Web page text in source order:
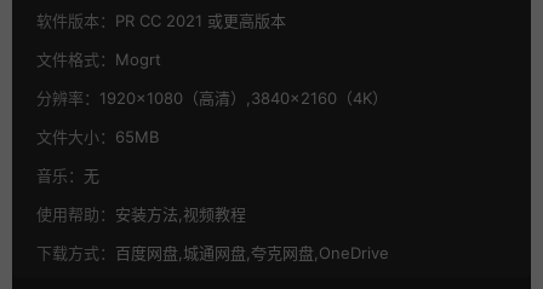
软件版本： PR CC 2021 或更高版本
文件格式： Mogrt
分辨率： 1920×1080（高清）,3840×2160（4K）
文件大小： 65MB
音乐： 无
使用帮助： 安装方法,视频教程
下载方式： 百度网盘,城通网盘,夸克网盘,OneDrive